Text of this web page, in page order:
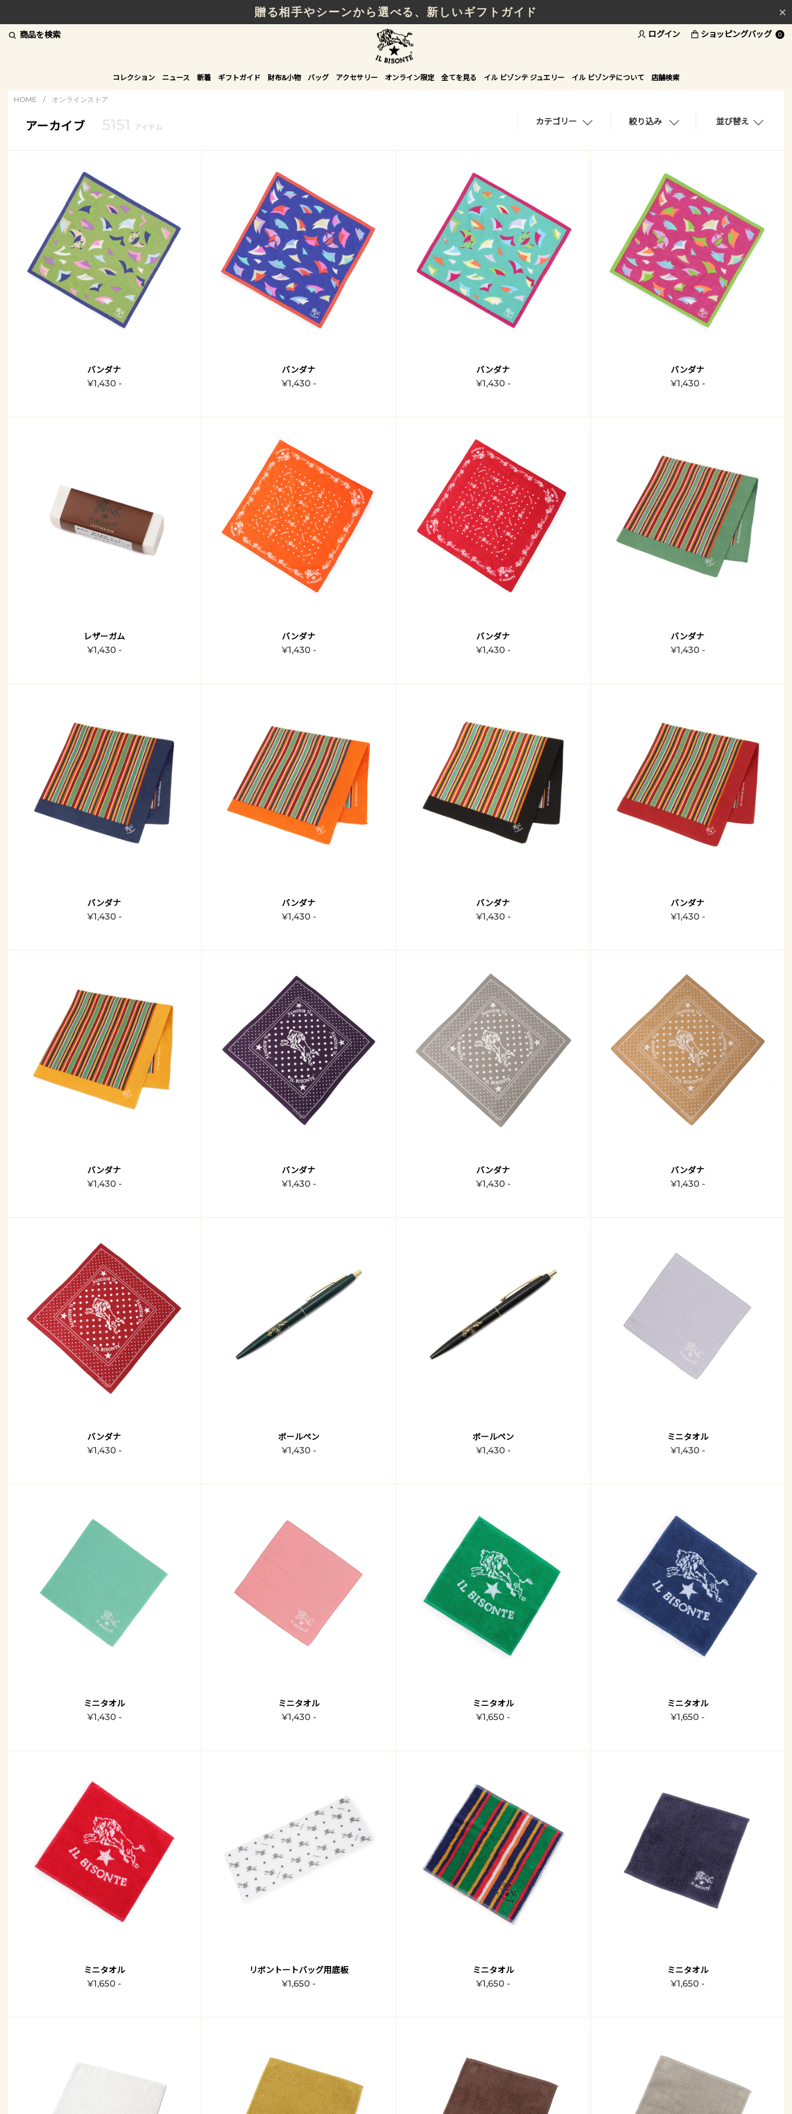
贈る相手やシーンから選べる、新しいギフトガイド
商品を検索 ログイン ショッピングバッグ 0
コレクション ニュース 新着 ギフトガイド 財布&小物 バッグ アクセサリー オンライン限定 全てを見る イル ビゾンテ ジュエリー イル ビゾンテについて 店舗検索
HOME / オンラインストア
アーカイブ 5151 アイテム
カテゴリー 絞り込み 並び替え
バンダナ
¥1,430 -
バンダナ
¥1,430 -
バンダナ
¥1,430 -
バンダナ
¥1,430 -
レザーガム
¥1,430 -
バンダナ
¥1,430 -
バンダナ
¥1,430 -
バンダナ
¥1,430 -
バンダナ
¥1,430 -
バンダナ
¥1,430 -
バンダナ
¥1,430 -
バンダナ
¥1,430 -
バンダナ
¥1,430 -
バンダナ
¥1,430 -
バンダナ
¥1,430 -
バンダナ
¥1,430 -
バンダナ
¥1,430 -
ボールペン
¥1,430 -
ボールペン
¥1,430 -
ミニタオル
¥1,430 -
ミニタオル
¥1,430 -
ミニタオル
¥1,430 -
ミニタオル
¥1,650 -
ミニタオル
¥1,650 -
ミニタオル
¥1,650 -
リボントートバッグ用底板
¥1,650 -
ミニタオル
¥1,650 -
ミニタオル
¥1,650 -